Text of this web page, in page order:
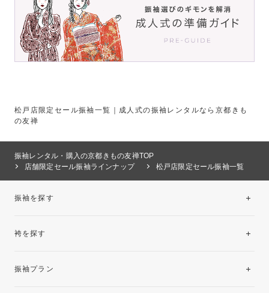
松戸店限定セール振袖一覧｜成人式の振袖レンタルなら京都きも
の友禅
振袖レンタル・購入の京都きもの友禅TOP
店舗限定セール振袖ラインナップ
松戸店限定セール振袖一覧
振袖を探す
袴を探す
振袖プラン